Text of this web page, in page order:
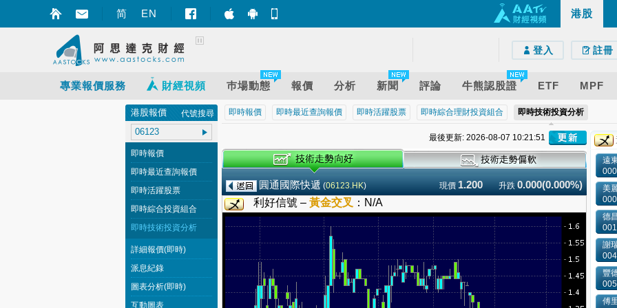
简 EN 智財迅 (iPhone) 港股
登入 註冊
專業報價服務 財經視頻 巿場動態 報價 分析 新聞 評論 牛熊認股證 ETF MPF
即時報價 即時最近查詢報價 即時活躍股票 即時綜合理財投資組合 即時技術投資分析
最後更新: 2026-08-07 10:21:51
圓通國際快遞 (06123.HK) 現價 1.200 升跌 0.000(0.000%)
利好信號 – 黃金交叉 ： N/A
遠
美
德
謝
豐
傅
港股報價 代號搜尋
即時報價
即時最近查詢報價
即時活躍股票
即時綜合投資組合
即時技術投資分析
詳細報價(即時)
派息紀錄
圖表分析(即時)
互動圖表